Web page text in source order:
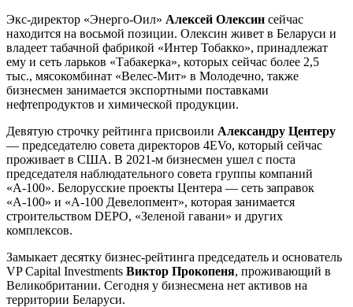
Экс-директор «Энерго-Оил» Алексей Олексин сейчас
находится на восьмой позиции. Олексин живет в Беларуси и
владеет табачной фабрикой «Интер Тобакко», принадлежат
ему и сеть ларьков «Табакерка», которых сейчас более 2,5
тыс., мясокомбинат «Велес-Мит» в Молодечно, также
бизнесмен занимается экспортными поставками
нефтепродуктов и химической продукции.
Девятую строчку рейтинга присвоили Александру Центеру
— председателю совета директоров 4EVo, который сейчас
проживает в США. В 2021-м бизнесмен ушел с поста
председателя наблюдательного совета группы компаний
«А-100». Белорусские проекты Центера — сеть заправок
«А-100» и «А-100 Девелопмент», которая занимается
строительством DEPO, «Зеленой гавани» и других
комплексов.
Замыкает десятку бизнес-рейтинга председатель и основатель
VP Capital Investments Виктор Прокопеня, проживающий в
Великобритании. Сегодня у бизнесмена нет активов на
территории Беларуси.